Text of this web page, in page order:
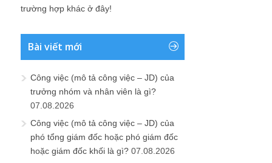
trường hợp khác ở đây!
Bài viết mới
Công việc (mô tả công việc – JD) của
trưởng nhóm và nhân viên là gì?
07.08.2026
Công việc (mô tả công việc – JD) của
phó tổng giám đốc hoặc phó giám đốc
hoặc giám đốc khối là gì? 07.08.2026